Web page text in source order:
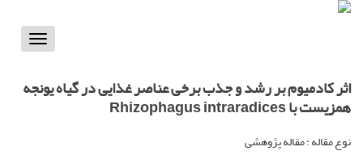
Toggle
اثر کادمیوم بر رشد و جذب برخی عناصر غذایی در گیاه یونجه
همزیست با Rhizophagus intraradices
نوع مقاله : مقاله پژوهشی